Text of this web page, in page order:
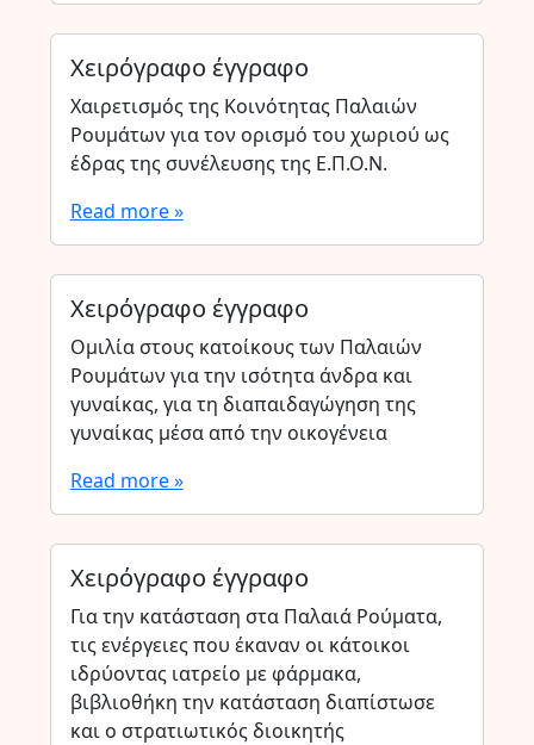
Χειρόγραφο έγγραφο
Χαιρετισμός της Κοινότητας Παλαιών
Ρουμάτων για τον ορισμό του χωριού ως
έδρας της συνέλευσης της Ε.Π.Ο.Ν.
Read more »
Χειρόγραφο έγγραφο
Ομιλία στους κατοίκους των Παλαιών
Ρουμάτων για την ισότητα άνδρα και
γυναίκας, για τη διαπαιδαγώγηση της
γυναίκας μέσα από την οικογένεια
Read more »
Χειρόγραφο έγγραφο
Για την κατάσταση στα Παλαιά Ρούματα,
τις ενέργειες που έκαναν οι κάτοικοι
ιδρύοντας ιατρείο με φάρμακα,
βιβλιοθήκη την κατάσταση διαπίστωσε
και ο στρατιωτικός διοικητής